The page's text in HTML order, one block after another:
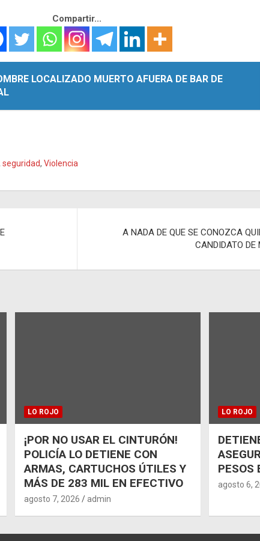
Compartir...
LOCALIZADO MUERTO AFUERA DE BAR DE
seguridad, Violencia
A NADA DE QUE SE CONOZCA
CANDIDATO DE
LO ROJO
¡POR NO USAR EL CINTURÓN!
POLICÍA LO DETIENE CON
ARMAS, CARTUCHOS ÚTILES Y
MÁS DE 283 MIL EN EFECTIVO
agosto 7, 2026 admin
LO ROJO
PESOS
agosto 6,